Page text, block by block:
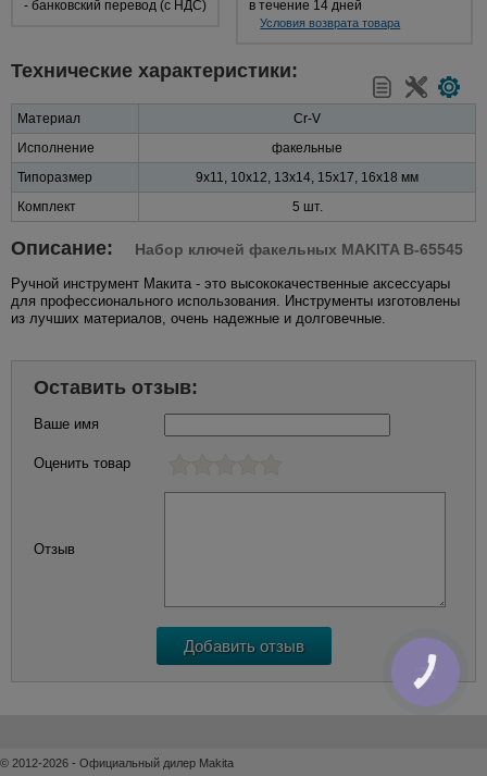
- банковский перевод (с НДС)
в течение 14 дней
Условия возврата товара
Технические характеристики:
Материал
Cr-V
Исполнение
факельные
Типоразмер
9x11, 10x12, 13x14, 15x17, 16x18 мм
Комплект
5 шт.
Описание: Набор ключей факельных MAKITA B-65545
Ручной инструмент Макита - это высококачественные аксессуары
для профессионального использования. Инструменты изготовлены
из лучших материалов, очень надежные и долговечные.
Оставить отзыв:
Ваше имя
Оценить товар
Отзыв
© 2012-2026 - Официальный дилер Makita
КНОПКА
ЗВ'ЯЗКУ